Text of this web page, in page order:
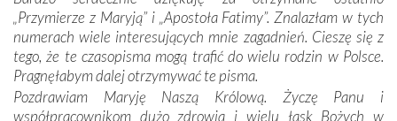
przychodziły na myśl, gdy słuchaliśmy opowieści
przewodników o portugalskich monarchach i wodzach,
zwycięskich bitwach i nieszczęśliwych losach grzesznych
kochanków.
„Przymierze z Maryją” i „Apostoła Fatimy”. Znalazłam w tych
numerach wiele interesujących mnie zagadnień. Cieszę się z
tego, że te czasopisma mogą trafić do wielu rodzin w Polsce.
Pragnęłabym dalej otrzymywać te pisma.
Pozdrawiam Maryję Naszą Królową. Życzę Panu i
współpracownikom dużo zdrowia i wielu łask Bożych w